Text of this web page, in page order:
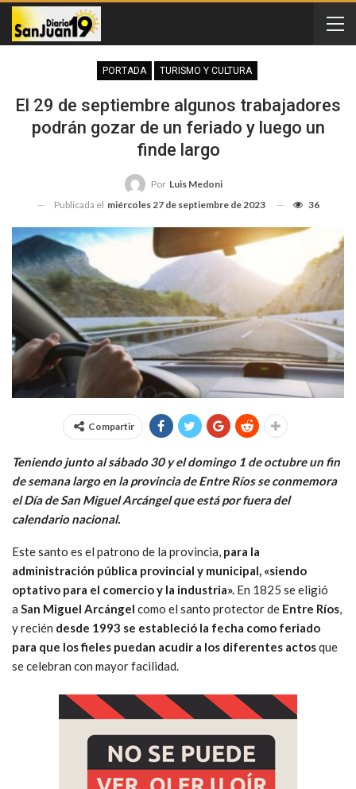
PORTADA TURISMO Y CULTURA
El 29 de septiembre algunos trabajadores
podrán gozar de un feriado y luego un
finde largo
Por Luis Medoni
Publicada el miércoles 27 de septiembre de 2023 36
Compartir
Teniendo junto al sábado 30 y el domingo 1 de octubre un fin
de semana largo en la provincia de Entre Ríos se conmemora
el Día de San Miguel Arcángel que está por fuera del
calendario nacional.
Este santo es el patrono de la provincia, para la
administración pública provincial y municipal, «siendo
optativo para el comercio y la industria». En 1825 se eligió
a San Miguel Arcángel como el santo protector de Entre Ríos
y recién desde 1993 se estableció la fecha como feriado
para que los fieles puedan acudir a los diferentes actosque
se celebran con mayor facilidad.